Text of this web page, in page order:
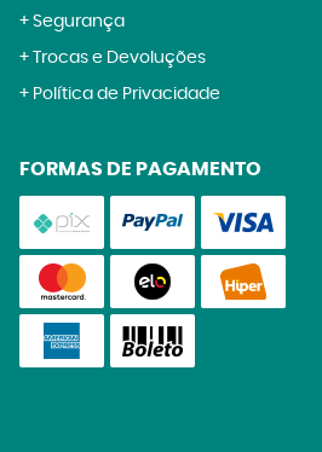
Segurança
Trocas e Devoluções
Política de Privacidade
FORMAS DE PAGAMENTO